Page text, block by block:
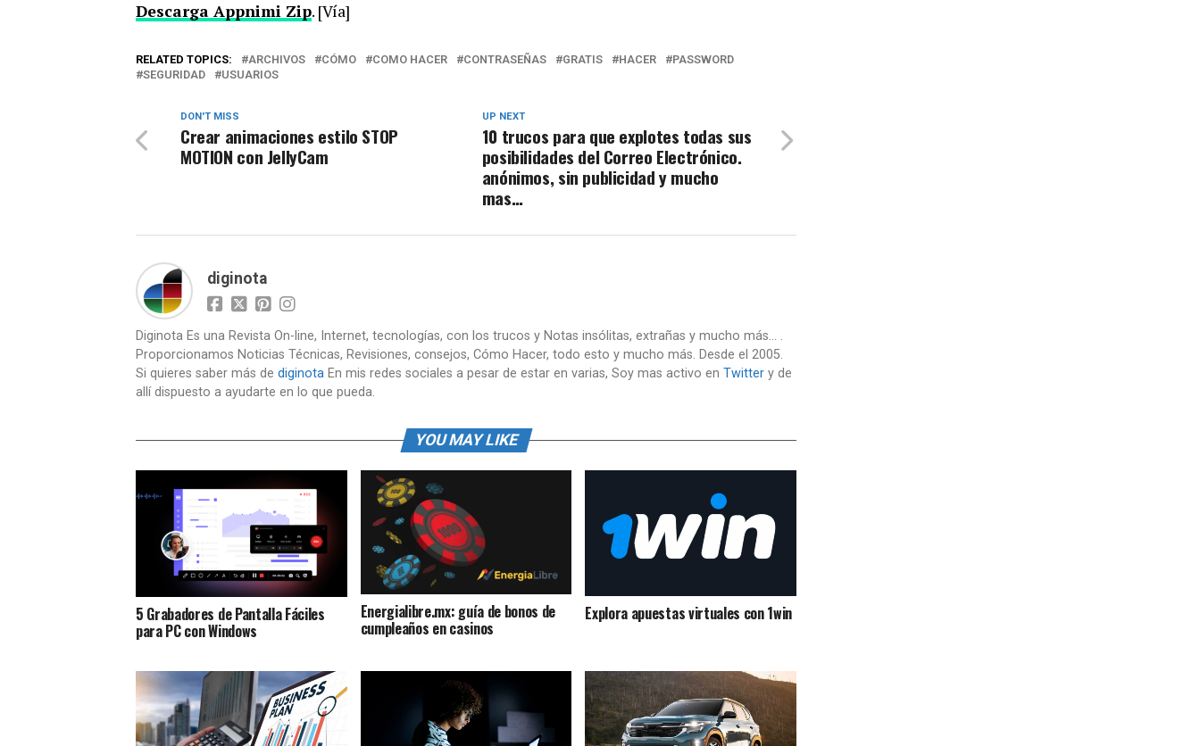
Descarga Appnimi Zip. [Vía]
RELATED TOPICS: ARCHIVOS CÓMO COMO HACER CONTRASEÑAS GRATIS HACER
PASSWORD
SEGURIDAD
USUARIOS
UP NEXT
10 trucos para que explotes todas sus
posibilidades del Correo Electrónico.
anónimos, sin publicidad y mucho
mas…
DON'T MISS
Crear animaciones estilo STOP
MOTION con JellyCam
diginota
Diginota Es una Revista On-line, Internet, tecnologías, con los trucos y Notas insólitas, extrañas y mucho más... .
Proporcionamos Noticias Técnicas, Revisiones, consejos, Cómo Hacer, todo esto y mucho más. Desde el 2005.
Si quieres saber más de diginota En mis redes sociales a pesar de estar en varias, Soy mas activo en Twitter y de
allí dispuesto a ayudarte en lo que pueda.
YOU MAY LIKE
5 Grabadores de Pantalla Fáciles
para PC con Windows
Energialibre.mx: guía de bonos de
cumpleaños en casinos
Explora apuestas virtuales con 1win